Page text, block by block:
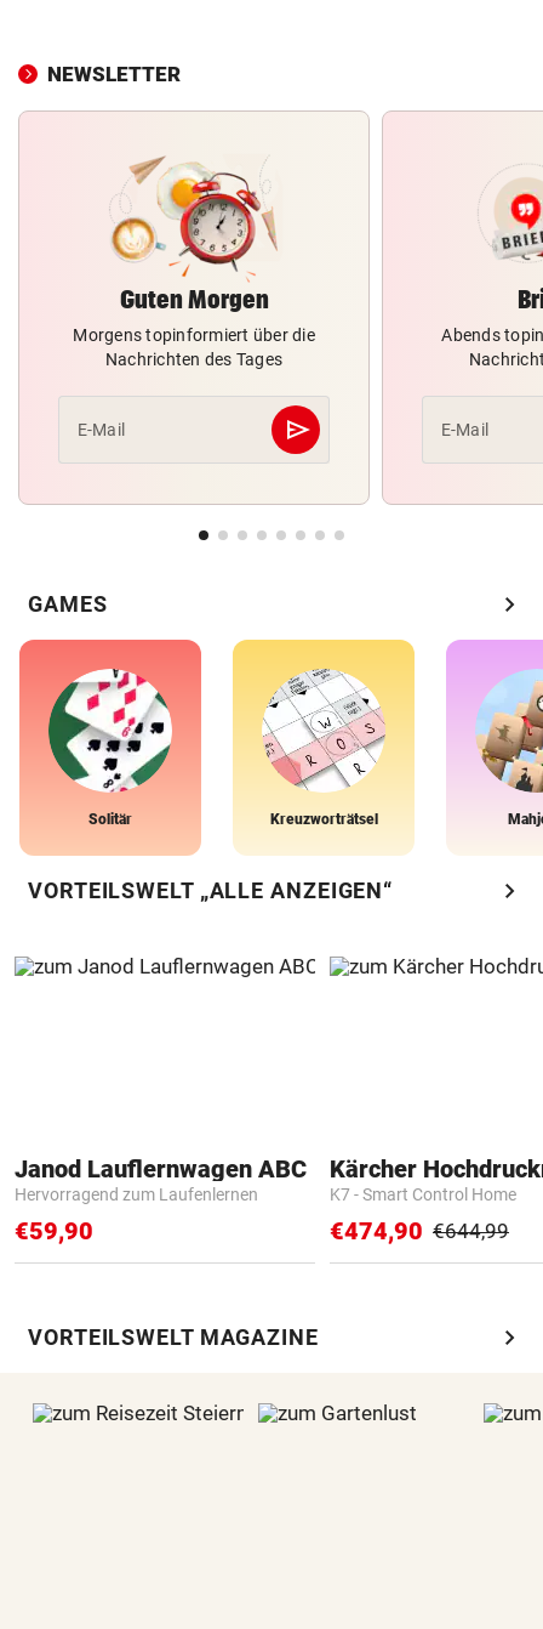
NEWSLETTER
Guten Morgen
Morgens topinformiert über die
Nachrichten des Tages
E-Mail send
Abschicken
Abends
E-Mail
GAMES chevron_right
Solitär Kreuzworträtsel
VORTEILSWELT „ALLE ANZEIGEN“ chevron_right
Janod Lauflernwagen ABC
Hervorragend zum Laufenlernen
€59,90
Kärcher
K7 - Smart Control Home
€474,90 €644,99
VORTEILSWELT MAGAZINE chevron_right